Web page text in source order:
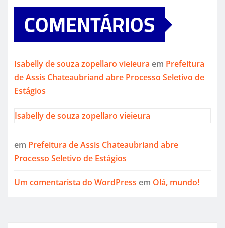
COMENTÁRIOS
Isabelly de souza zopellaro vieieura em Prefeitura
de Assis Chateaubriand abre Processo Seletivo de
Estágios
Isabelly de souza zopellaro vieieura
em Prefeitura de Assis Chateaubriand abre
Processo Seletivo de Estágios
Um comentarista do WordPress em Olá, mundo!